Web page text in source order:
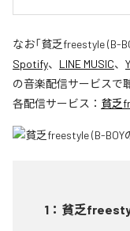
なお「貧乏freestyle (B-
Spotify、 LINE MUSIC、
の音楽配信サービスで
各配信サービス： 貧乏
1 ： 貧乏